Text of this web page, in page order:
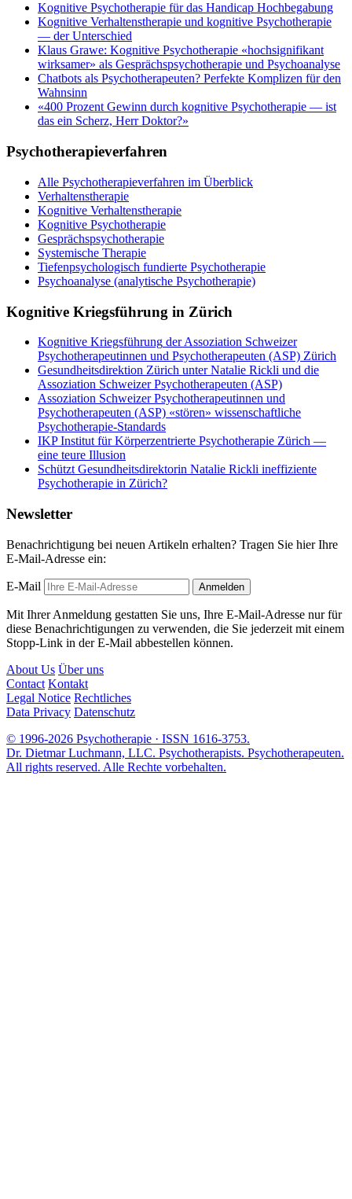
Kognitive Psychotherapie für das Handicap Hochbegabung
Kognitive Verhaltenstherapie und kognitive Psychotherapie
— der Unterschied
Klaus Grawe: Kognitive Psychotherapie «hochsignifikant
wirksamer» als Gesprächspsychotherapie und Psychoanalyse
Chatbots als Psychotherapeuten? Perfekte Komplizen für den
Wahnsinn
«400 Prozent Gewinn durch kognitive Psychotherapie — ist
das ein Scherz, Herr Doktor?»
Psychotherapieverfahren
Alle Psychotherapieverfahren im Überblick
Verhaltenstherapie
Kognitive Verhaltenstherapie
Kognitive Psychotherapie
Gesprächspsychotherapie
Systemische Therapie
Tiefenpsychologisch fundierte Psychotherapie
Psychoanalyse (analytische Psychotherapie)
Kognitive Kriegsführung in Zürich
Kognitive Kriegsführung der Assoziation Schweizer
Psychotherapeutinnen und Psychotherapeuten (ASP) Zürich
Gesundheitsdirektion Zürich unter Natalie Rickli und die
Assoziation Schweizer Psychotherapeuten (ASP)
Assoziation Schweizer Psychotherapeutinnen und
Psychotherapeuten (ASP) «stören» wissenschaftliche
Psychotherapie-Standards
IKP Institut für Körperzentrierte Psychotherapie Zürich —
eine teure Illusion
Schützt Gesundheitsdirektorin Natalie Rickli ineffiziente
Psychotherapie in Zürich?
Newsletter
Benachrichtigung bei neuen Artikeln erhalten? Tragen Sie hier Ihre
E-Mail-Adresse ein:
E-Mail Anmelden
Mit Ihrer Anmeldung gestatten Sie uns, Ihre E-Mail-Adresse nur für
diese Benachrichtigungen zu verwenden, die Sie jederzeit mit einem
Stopp-Link in der E-Mail abbestellen können.
About Us Über uns
Contact Kontakt
Legal Notice Rechtliches
Data Privacy Datenschutz
© 1996-2026 Psychotherapie · ISSN 1616-3753.
Dr. Dietmar Luchmann, LLC. Psychotherapists. Psychotherapeuten.
All rights reserved. Alle Rechte vorbehalten.